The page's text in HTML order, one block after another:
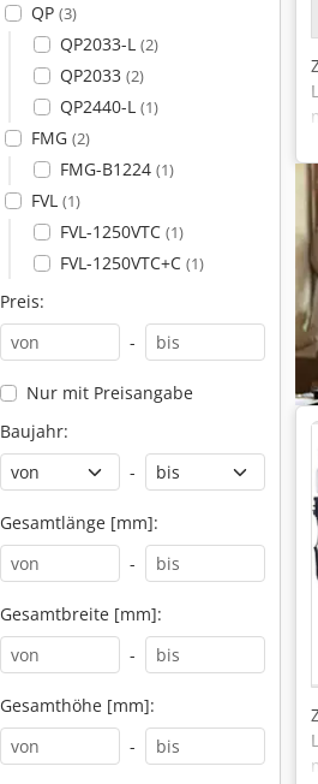
QP (3)
QP2033-L (2)
QP2033 (2)
QP2440-L (1)
FMG (2)
FMG-B1224 (1)
FVL (1)
FVL-1250VTC (1)
FVL-1250VTC+C (1)
Preis:
-
Nur mit Preisangabe
Baujahr:
-
Gesamtlänge [mm]:
-
Gesamtbreite [mm]:
-
Gesamthöhe [mm]:
-